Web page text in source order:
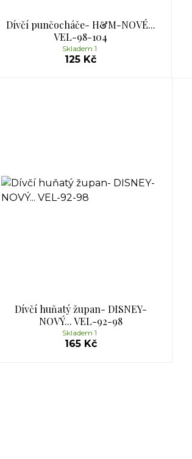
Dívčí punčocháče- H&M-NOVÉ...
VEL-98-104
125 Kč
Skladem 1
Dívčí huňatý župan- DISNEY-
NOVÝ... VEL-92-98
165 Kč
Skladem 1